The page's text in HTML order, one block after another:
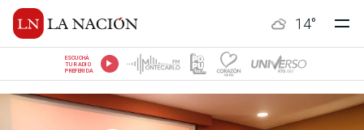
14°
ESCUCHÁ
TU RADIO
PREFERIDA